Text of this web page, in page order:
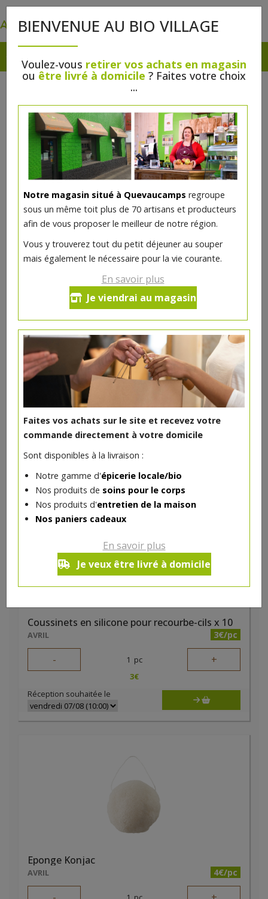
BIENVENUE AU BIO VILLAGE
Voulez-vous retirer vos achats en magasin
ou être livré à domicile ? Faites votre choix
...
Notre magasin situé à Quevaucamps regroupe
sous un même toit plus de 70 artisans et producteurs
afin de vous proposer le meilleur de notre région.
Vous y trouverez tout du petit déjeuner au souper
mais également le nécessaire pour la vie courante.
En savoir plus
Je viendrai au magasin
Faites vos achats sur le site et recevez votre
commande directement à votre domicile
Sont disponibles à la livraison :
Notre gamme d'épicerie locale/bio
Nos produits de soins pour le corps
Nos produits d'entretien de la maison
Nos paniers cadeaux
En savoir plus
Je veux être livré à domicile
Carré démaquillant lavable bio
- 1 pc
2€
Réception souhaitée le
DANS LA MÊME CATÉGORIE ...
Coussinets en silicone pour recourbe-cils x 10
AVRIL 3€/pc
- 1 pc +
3€
Réception souhaitée le
Eponge Konjac
AVRIL 4€/pc